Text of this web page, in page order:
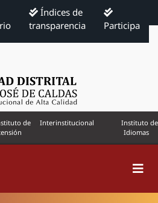
Índices de
transparencia
Participa
de
Interinstitucional
Instituto de
Idiomas